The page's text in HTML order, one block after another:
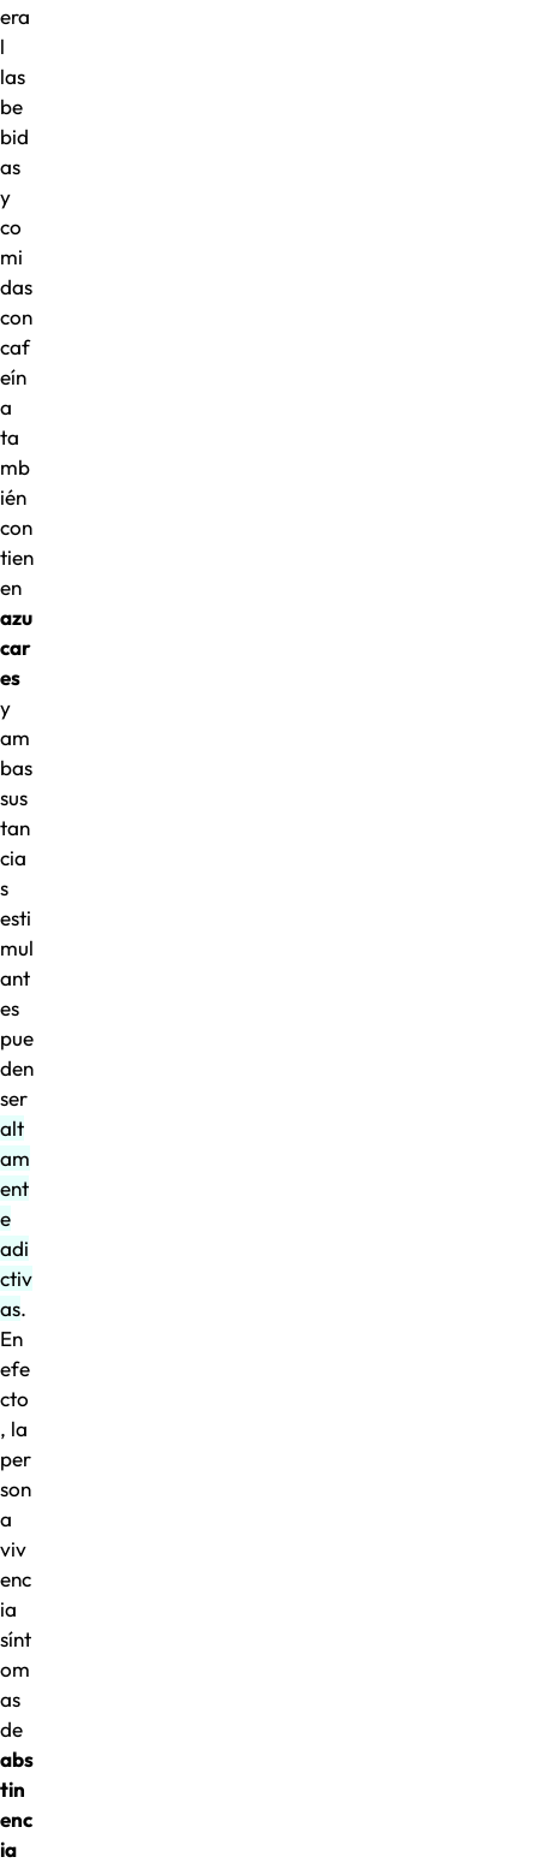
era
l
las
be
bid
as
y
co
mi
das
con
caf
eín
a
ta
mb
ién
con
tien
en
azu
car
es
y
am
bas
sus
tan
cia
s
esti
mul
ant
es
pue
den
ser
alt
am
ent
e
adi
ctiv
as.
En
efe
cto
, la
per
son
a
viv
enc
ia
sínt
om
as
de
abs
tin
enc
ia